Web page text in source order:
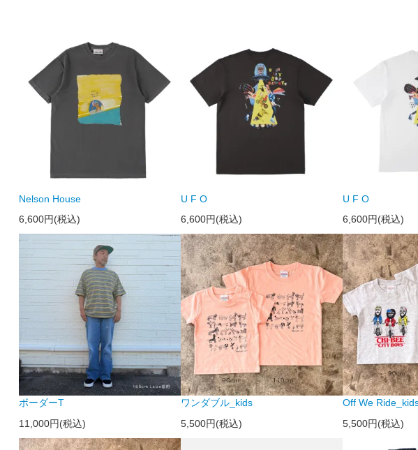
Nelson House
6,600円(税込)
U F O
6,600円(税込)
U F O
6,600円(税込)
ボーダーT
11,000円(税込)
ワンダブル_kids
5,500円(税込)
Off We
5,500円(税込)